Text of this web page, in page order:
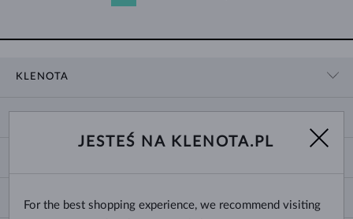
KLENOTA
DOSTAWA I PŁATNOŚĆ
WYBÓR OBRĄCZEK
ROZMIARY I TYPY ŁAŃCUSZKÓW
JESTEŚ NA KLENOTA.PL
For the best shopping experience, we recommend visiting